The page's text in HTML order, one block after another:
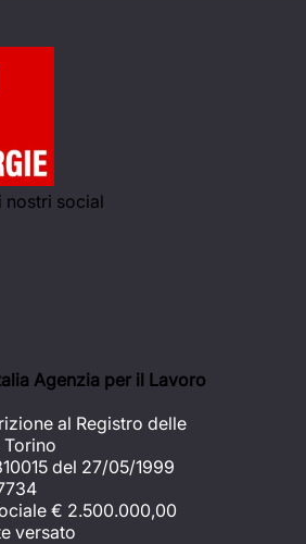
nostri social
Agenzia per il Lavoro
al Registro delle
Torino
del 27/05/1999
€ 2.500.000,00
versato